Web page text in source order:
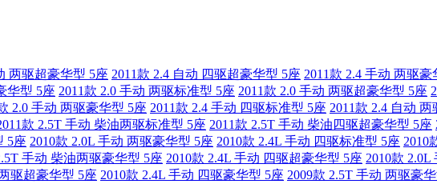
两驱超豪华型 5座 2011款 2.4 自动 四驱超豪华型 5座 2011款 2.4 手动 两驱豪
华型 5座 2011款 2.0 手动 两驱标准型 5座 2011款 2.0 手动 两驱超豪华型 5座
2.0 手动 两驱豪华型 5座 2011款 2.4 手动 四驱标准型 5座 2011款 2.4 自动
款 2.5T 手动 柴油两驱标准型 5座 2011款 2.5T 手动 柴油四驱超豪华型 5座
5座 2010款 2.0L 手动 两驱豪华型 5座 2010款 2.4L 手动 四驱标准型 5座 2010
手动 柴油两驱豪华型 5座 2010款 2.4L 手动 四驱超豪华型 5座 2010款
驱超豪华型 5座 2010款 2.4L 手动 四驱豪华型 5座 2009款 2.5T 手动 两驱豪